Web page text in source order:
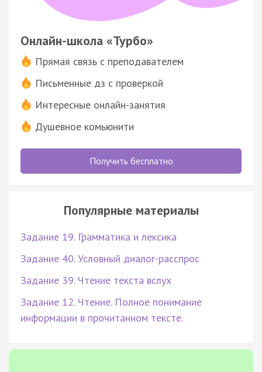
Онлайн-школа «Турбо»
Прямая связь с преподавателем
Письменные дз с проверкой
Интересные онлайн-занятия
Душевное комьюнити
Получить бесплатно
Популярные материалы
Задание 19. Грамматика и лексика
Задание 40. Условный диалог-расспрос
Задание 39. Чтение текста вслух
Задание 12. Чтение. Полное понимание
информации в прочитанном тексте.